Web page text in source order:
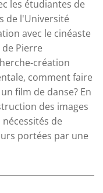
les étudiantes de
de l'Université
avec le cinéaste
Pierre
création
comment faire
film de danse? En
des images
de
portées par une